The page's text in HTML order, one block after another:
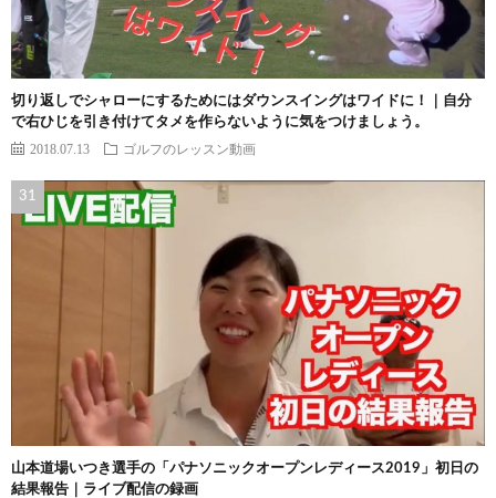
切り返しでシャローにするためにはダウンスイングはワイドに！｜自分
で右ひじを引き付けてタメを作らないように気をつけましょう。
2018.07.13 ゴルフのレッスン動画
山本道場いつき選手の「パナソニックオープンレディース2019」初日の
結果報告｜ライブ配信の録画